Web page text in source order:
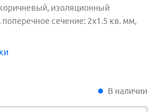
изоляционный
сечение: 2х1.5 кв. мм,
В наличии